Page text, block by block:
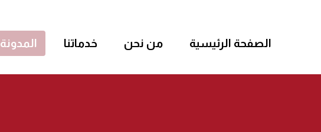
الصفحة الرئيسية من نحن خدماتنا المدونة